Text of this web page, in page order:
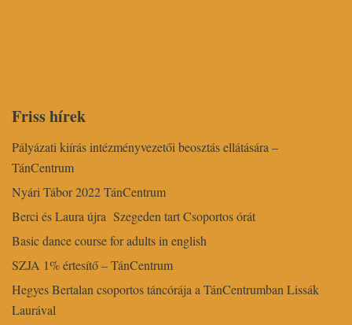
Friss hírek
Pályázati kiírás intézményvezetői beosztás ellátására –
TánCentrum
Nyári Tábor 2022 TánCentrum
Berci és Laura újra Szegeden tart Csoportos órát
Basic dance course for adults in english
SZJA 1% értesítő – TánCentrum
Hegyes Bertalan csoportos táncórája a TánCentrumban Lissák
Laurával